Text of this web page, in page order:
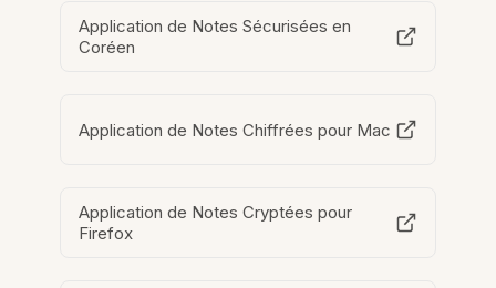
Application de Notes Sécurisées en
Coréen
Application de Notes Chiffrées pour Mac
Application de Notes Cryptées pour
Firefox